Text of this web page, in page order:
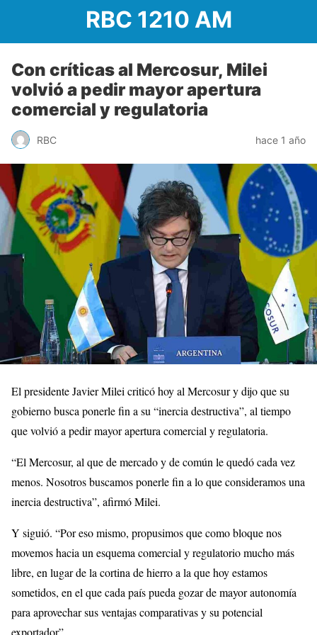
RBC 1210 AM
Con críticas al Mercosur, Milei
volvió a pedir mayor apertura
comercial y regulatoria
RBC hace 1 año
El presidente Javier Milei criticó hoy al Mercosur y dijo que su
gobierno busca ponerle fin a su “inercia destructiva”, al tiempo
que volvió a pedir mayor apertura comercial y regulatoria.
“El Mercosur, al que de mercado y de común le quedó cada vez
menos. Nosotros buscamos ponerle fin a lo que consideramos una
inercia destructiva”, afirmó Milei.
Y siguió. “Por eso mismo, propusimos que como bloque nos
movemos hacia un esquema comercial y regulatorio mucho más
libre, en lugar de la cortina de hierro a la que hoy estamos
sometidos, en el que cada país pueda gozar de mayor autonomía
para aprovechar sus ventajas comparativas y su potencial
exportador”.